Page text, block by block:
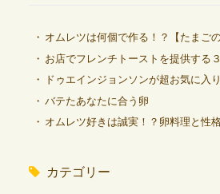
オムレツは何個で作る！？【たまごの
お店でフレンチトーストを提供する
ドゥエインジョンソンが超お気に入
バテたあなたに合う卵
オムレツ好きは誠実！？卵料理と性
カテゴリー